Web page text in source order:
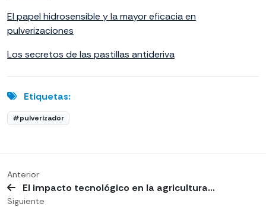
El papel hidrosensible y la mayor eficacia en
pulverizaciones
Los secretos de las pastillas antideriva
Etiquetas:
#pulverizador
Anterior
El impacto tecnológico en la agricultura…
Siguiente